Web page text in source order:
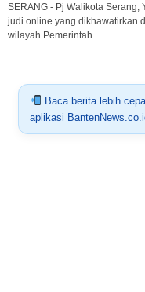
SERANG - Pj Walikota Serang,
judi online yang dikhawatirkan
wilayah Pemerintah...
Baca berita lebih
aplikasi